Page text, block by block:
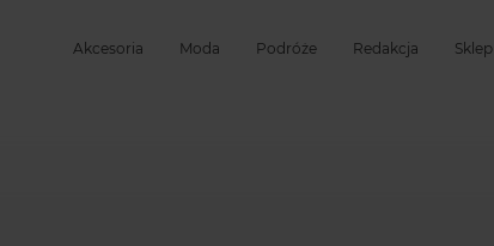
Akcesoria Moda Podróże Redakcja Sklep